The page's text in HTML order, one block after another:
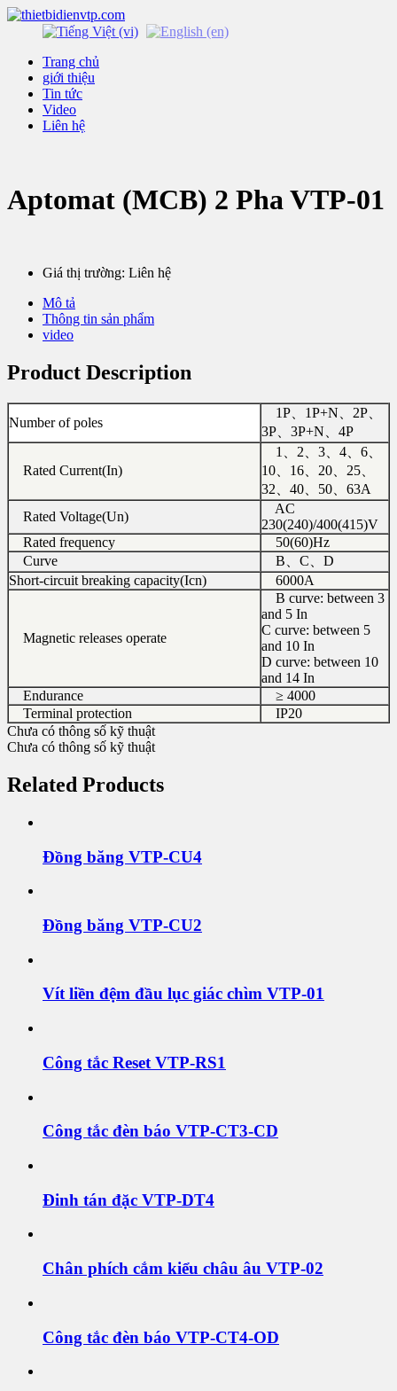
Trang chủ
giới thiệu
Tin tức
Video
Liên hệ
Aptomat (MCB) 2 Pha VTP-01
Giá thị trường: Liên hệ
Mô tả
Thông tin sản phẩm
video
Product Description
Number of poles
1P、1P+N、2P、
3P、3P+N、4P
Rated Current(In)
1、2、3、4、6、
10、16、20、25、
32、40、50、63A
Rated Voltage(Un)
AC
230(240)/400(415)V
Rated frequency
50(60)Hz
Curve
B、C、D
Short-circuit breaking capacity(Icn)
6000A
Magnetic releases operate
B curve: between 3
and 5 In
C curve: between 5
and 10 In
D curve: between 10
and 14 In
Endurance
≥ 4000
Terminal protection
IP20
Chưa có thông số kỹ thuật
Chưa có thông số kỹ thuật
Related Products
Đồng băng VTP-CU4
Đồng băng VTP-CU2
Vít liền đệm đầu lục giác chìm VTP-01
Công tắc Reset VTP-RS1
Công tắc đèn báo VTP-CT3-CD
Đinh tán đặc VTP-DT4
Chân phích cắm kiểu châu âu VTP-02
Công tắc đèn báo VTP-CT4-OD